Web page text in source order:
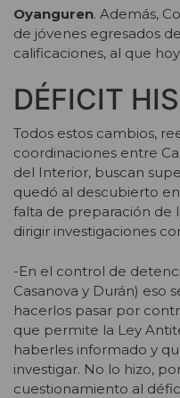
Oyanguren. Además,
de jóvenes egresados
calificaciones, al que
DÉFICIT
Todos estos cambios,
coordinaciones entre
del Interior, buscan
quedó al descubierto en
falta de preparación de
dirigir investigaciones
-En el control de
Casanova y Durán) eso
hacerlos pasar por
que permite la Ley
haberles informado y
investigar. No lo hizo,
cuestionamiento al